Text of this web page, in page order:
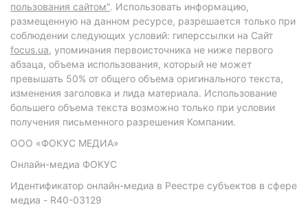
пользования сайтом". Использовать информацию,
размещенную на данном ресурсе, разрешается только при
соблюдении следующих условий: гиперссылки на Сайт
focus.ua, упоминания первоисточника не ниже первого
абзаца, объема использования, который не может
превышать 50% от общего объема оригинального текста,
изменения заголовка и лида материала. Использование
большего объема текста возможно только при условии
получения письменного разрешения Компании.
ООО «ФОКУС МЕДИА»
Онлайн-медиа ФОКУС
Идентификатор онлайн-медиа в Реестре субъектов в сфере
медиа - R40-03129